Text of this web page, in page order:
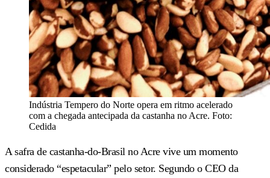
Indústria Tempero do Norte opera em ritmo acelerado
com a chegada antecipada da castanha no Acre. Foto:
Cedida
A safra de castanha-do-Brasil no Acre vive um momento
considerado “espetacular” pelo setor. Segundo o CEO da